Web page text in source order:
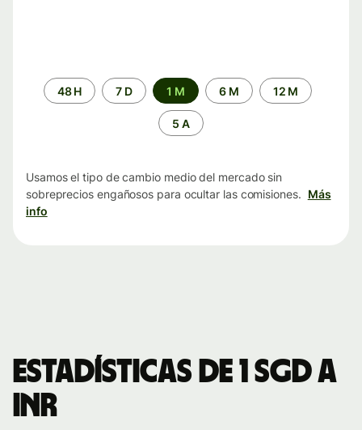
Periodo48 H 7 D 1 M 6 M 12 M
5 A
Usamos el tipo de cambio medio del mercado sin
sobreprecios engañosos para ocultar las comisiones. Más
info
Estadísticas de 1 SGD a
INR